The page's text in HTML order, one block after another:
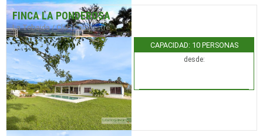
FINCA LA PONDEROSA
La Tebaida / Club Campestre
CAPACIDAD: 10 PERSONAS
desde: